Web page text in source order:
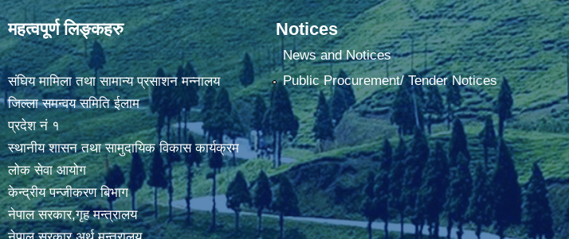
महत्वपूर्ण लिङ्कहरु
संघिय मामिला तथा सामान्य प्रसाशन मन्नालय
जिल्ला समन्वय समिति ईलाम
प्रदेश नं १
स्थानीय शासन तथा सामुदायिक विकास कार्यक्रम
लोक सेवा आयोग
केन्द्रीय पन्जीकरण बिभाग
नेपाल सरकार,गृह मन्त्रालय
Notices
News and Notices
Public Procurement/ Tender Notices